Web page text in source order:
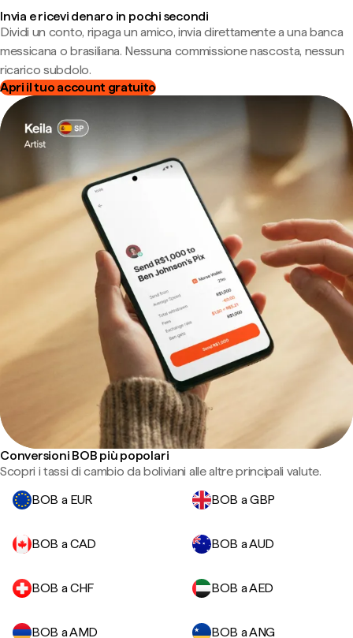
Invia e ricevi denaro in pochi secondi
Dividi un conto, ripaga un amico, invia direttamente a una banca
messicana o brasiliana. Nessuna commissione nascosta, nessun
ricarico subdolo.
Apri il tuo account gratuito
Conversioni BOB più popolari
Scopri i tassi di cambio da boliviani alle altre principali valute.
BOB a EUR
BOB a GBP
BOB a CAD BOB a AUD
BOB a CHF BOB a AED
BOB a AMD
BOB a ANG